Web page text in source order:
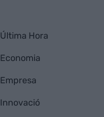
Última Hora
Economia
Empresa
Innovació